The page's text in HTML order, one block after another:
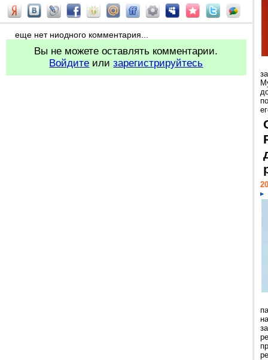
еще нет ниодного комментария...
Вы не можете оставлять комментарии.
Войдите илизарегистрируйтесь